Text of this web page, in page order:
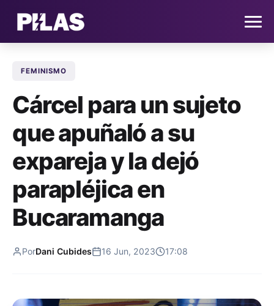
NOTICIAS
QUIÉNES SOMOS
CONTACTO
SUSCRÍBETE
FEMINISMO
Cárcel para un sujeto
que apuñaló a su
expareja y la dejó
parapléjica en
Bucaramanga
PorDani Cubides 16 Jun, 2023 17:08